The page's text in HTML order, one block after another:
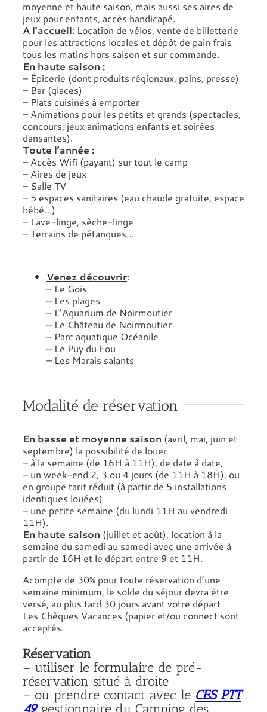
moyenne et haute saison, mais aussi ses aires de
jeux pour enfants, accès handicapé.
A l’accueil: Location de vélos, vente de billetterie
pour les attractions locales et dépôt de pain frais
tous les matins hors saison et sur commande.
En haute saison :
– Épicerie (dont produits régionaux, pains, presse)
– Bar (glaces)
– Plats cuisinés à emporter
– Animations pour les petits et grands (spectacles,
concours, jeux animations enfants et soirées
dansantes).
Toute l’année :
– Accès Wifi (payant) sur tout le camp
– Aires de jeux
– Salle TV
– 5 espaces sanitaires (eau chaude gratuite, espace
bébé…)
– Lave-linge, sèche-linge
– Terrains de pétanques…
Venez découvrir:
– Le Gois
– Les plages
– L’Aquarium de Noirmoutier
– Le Château de Noirmoutier
– Parc aquatique Océanile
– Le Puy du Fou
– Les Marais salants
Modalité de réservation
En basse et moyenne saison (avril, mai, juin et
septembre) la possibilité de louer
– à la semaine (de 16H à 11H), de date à date,
– un week-end 2, 3 ou 4 jours (de 11H à 18H), ou
en groupe tarif réduit (à partir de 5 installations
identiques louées)
– une petite semaine (du lundi 11H au vendredi
11H).
En haute saison (juillet et août), location à la
semaine du samedi au samedi avec une arrivée à
partir de 16H et le départ entre 9 et 11H.
Acompte de 30% pour toute réservation d’une
semaine minimum, le solde du séjour devra être
versé, au plus tard 30 jours avant votre départ
Les Chèques Vacances (papier et/ou connect sont
acceptés.
Réservation
– utiliser le formulaire de pré-
réservation situé à droite
– ou prendre contact avec le CES PTT
49gestionnaire du Camping des